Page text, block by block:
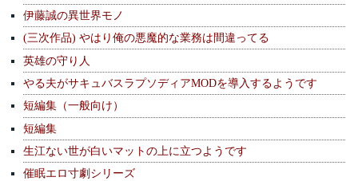
伊藤誠の異世界モノ
(三次作品) やはり俺の悪魔的な業務は間違ってる
英雄の守り人
やる夫がサキュバスラプソディアMODを導入するようです
短編集（一般向け）
短編集
生江ない世が白いマットの上に立つようです
催眠エロ寸劇シリーズ